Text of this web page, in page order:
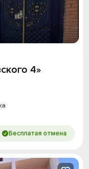
4»
Бесплатая отмена